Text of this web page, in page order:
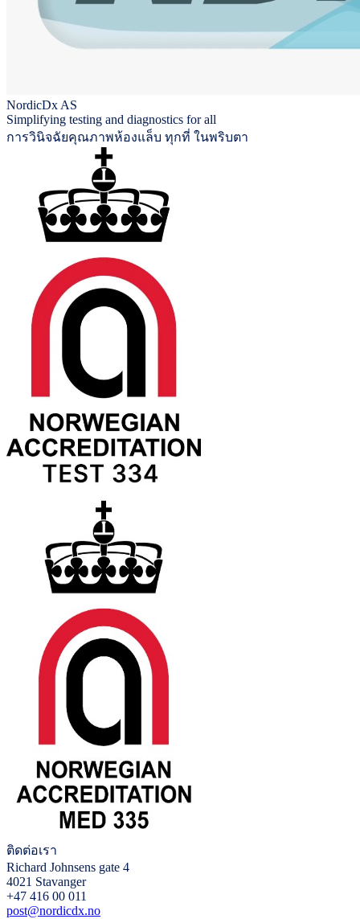
NordicDx AS
Simplifying testing and diagnostics for all
การวินิจฉัยคุณภาพห้องแล็บ ทุกที่ ในพริบตา
ติดต่อเรา
Richard Johnsens gate 4
4021 Stavanger
+47 416 00 011
post@nordicdx.no